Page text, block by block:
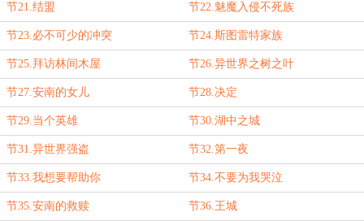
节21.结盟 节22.魅魔入侵不死族
节23.必不可少的冲突 节24.斯图雷特家族
节25.拜访林间木屋 节26.异世界之树之叶
节27.安南的女儿 节28.决定
节29.当个英雄 节30.湖中之城
节31.异世界强盗 节32.第一夜
节33.我想要帮助你 节34.不要为我哭泣
节35.安南的救赎 节36.王城